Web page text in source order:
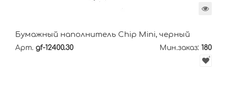
Бумажный наполнитель Chip Mini, черный
Арт. gf-12400.30 Мин.заказ: 180